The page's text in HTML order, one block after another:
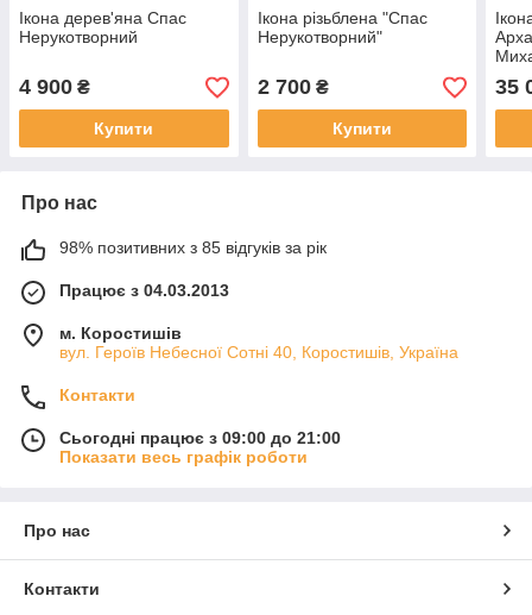
Ікона дерев'яна Спас
Нерукотворний
4 900 ₴
Купити
Ікона різьблена "Спас
Нерукотворний"
2 700₴
Купити
35
Про нас
98% позитивних з 85 відгуків за рік
Працює з 04.03.2013
м. Коростишів
вул. Героїв Небесної Сотні 40, Коростишів, Україна
Контакти
Сьогодні працює з 09:00 до 21:00
Показати весь графік роботи
Про нас
Контакти